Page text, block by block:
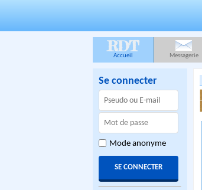
RDT
Accueil Messagerie
Se connecter
Mode anonyme